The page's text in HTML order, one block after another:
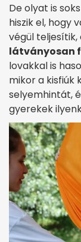
De olyat is
hiszik el, hogy
végül teljesítik,
látványosan
lovakkal is
mikor a kisfiúk
selyemhintát,
gyerekek